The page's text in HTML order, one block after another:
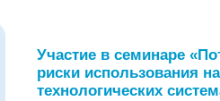
Участие в семинаре
риски использования
технологических